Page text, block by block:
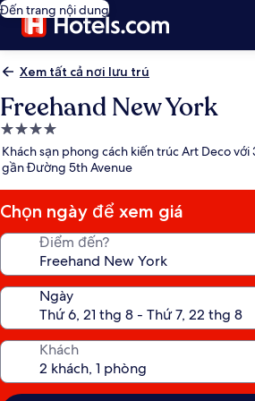
Đến trang nội dung
Xem tất cả nơi lưu trú
Freehand New York
Nơi
lưu
trú
4.0
sao
Khách sạn phong cách kiến trúc Art Deco
gần Đường 5th Avenue
Chọn ngày để xem giá
Điểm đến?
Ngày
Khách